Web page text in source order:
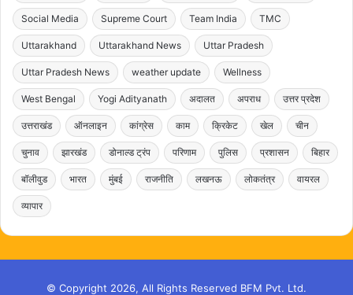
Social Media Supreme Court Team India TMC
Uttarakhand Uttarakhand News Uttar Pradesh
Uttar Pradesh News weather update Wellness
West Bengal Yogi Adityanath अदालत अपराध उत्तर प्रदेश
उत्तराखंड ऑनलाइन कांग्रेस काम क्रिकेट खेल चीन
चुनाव झारखंड डोनाल्ड ट्रंप परिणाम पुलिस प्रशासन बिहार
बॉलीवुड भारत मुंबई राजनीति लखनऊ लोकतंत्र वायरल
व्यापार
© Copyright 2026, All Rights Reserved BFM Pvt. Ltd.